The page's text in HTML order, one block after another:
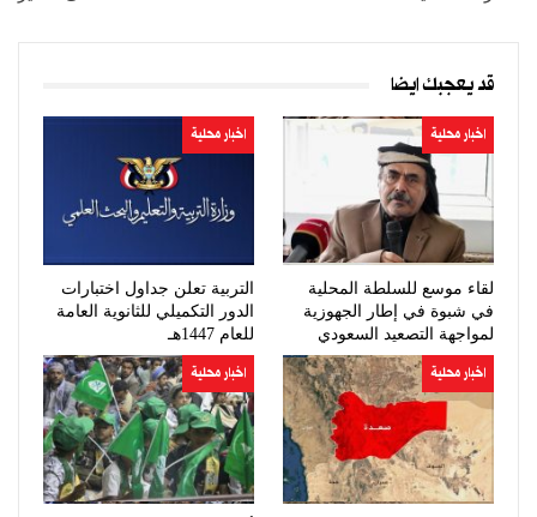
قد يعجبك ايضا
اخبار محلية
لقاء موسع للسلطة المحلية
في شبوة في إطار الجهوزية
لمواجهة التصعيد السعودي
اخبار محلية
التربية تعلن جداول اختبارات
الدور التكميلي للثانوية العامة
للعام 1447هـ
اخبار محلية اخبار محلية